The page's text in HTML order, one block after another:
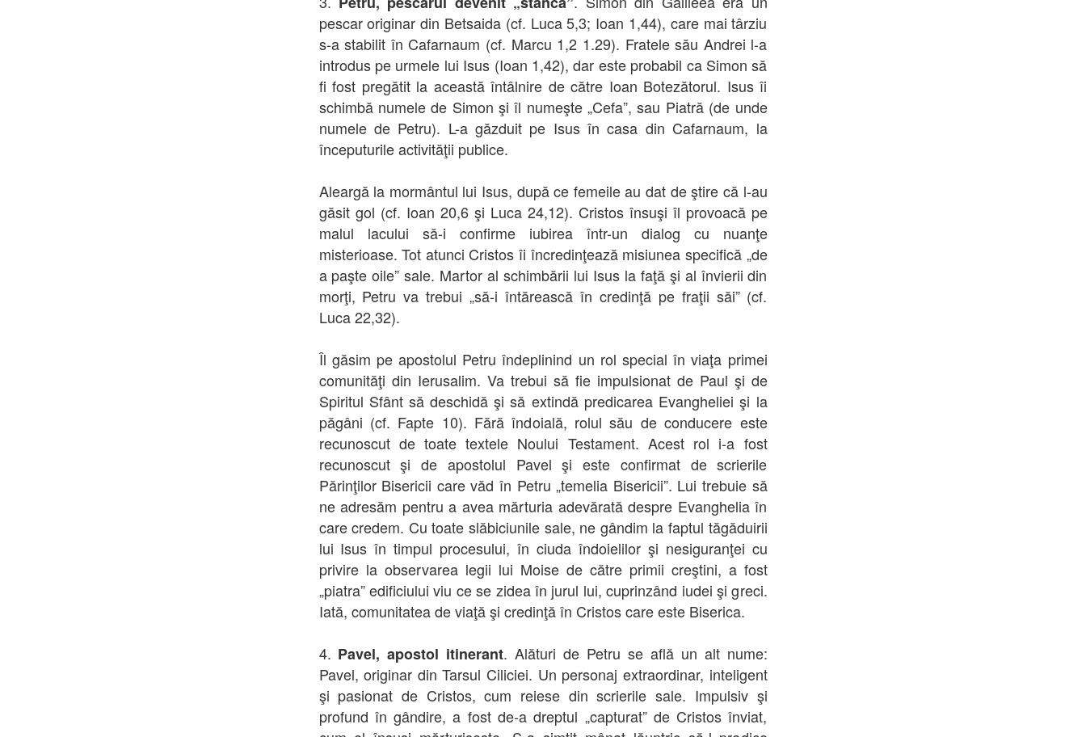
pescar originar din Betsaida (cf. Luca 5,3; Ioan 1,44), care mai târziu
s-a stabilit în Cafarnaum (cf. Marcu 1,2 1.29). Fratele său Andrei l-a
introdus pe urmele lui Isus (Ioan 1,42), dar este probabil ca Simon să
fi fost pregătit la această întâlnire de către Ioan Botezătorul. Isus îi
schimbă numele de Simon şi îl numeşte „Cefa”, sau Piatră (de unde
numele de Petru). L-a găzduit pe Isus în casa din Cafarnaum, la
începuturile activităţii publice.
Aleargă la mormântul lui Isus, după ce femeile au dat de ştire că l-au
găsit gol (cf. Ioan 20,6 şi Luca 24,12). Cristos însuşi îl provoacă pe
malul lacului să-i confirme iubirea într-un dialog cu nuanţe
misterioase. Tot atunci Cristos îi încredinţează misiunea specifică „de
a paşte oile” sale. Martor al schimbării lui Isus la faţă şi al învierii din
morţi, Petru va trebui „să-i întărească în credinţă pe fraţii săi” (cf.
Luca 22,32).
Îl găsim pe apostolul Petru îndeplinind un rol special în viaţa primei
comunităţi din Ierusalim. Va trebui să fie impulsionat de Paul şi de
Spiritul Sfânt să deschidă şi să extindă predicarea Evangheliei şi la
păgâni (cf. Fapte 10). Fără îndoială, rolul său de conducere este
recunoscut de toate textele Noului Testament. Acest rol i-a fost
recunoscut şi de apostolul Pavel şi este confirmat de scrierile
Părinţilor Bisericii care văd în Petru „temelia Bisericii”. Lui trebuie să
ne adresăm pentru a avea mărturia adevărată despre Evanghelia în
care credem. Cu toate slăbiciunile sale, ne gândim la faptul tăgăduirii
lui Isus în timpul procesului, în ciuda îndoielilor şi nesiguranţei cu
privire la observarea legii lui Moise de către primii creştini, a fost
„piatra” edificiului viu ce se zidea în jurul lui, cuprinzând iudei şi greci.
Iată, comunitatea de viaţă şi credinţă în Cristos care este Biserica.
4. Pavel, apostol itinerant. Alături de Petru se află un alt nume:
Pavel, originar din Tarsul Ciliciei. Un personaj extraordinar, inteligent
şi pasionat de Cristos, cum reiese din scrierile sale. Impulsiv şi
profund în gândire, a fost de-a dreptul „capturat” de Cristos înviat,